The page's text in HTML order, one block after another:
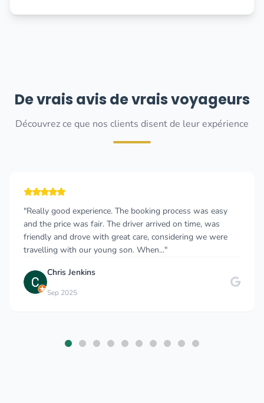
De vrais avis de vrais voyageurs
Découvrez ce que nos clients disent de leur expérience
"Really good experience. The booking process was easy
and the price was fair. The driver arrived on time, was
friendly and drove with great care, considering we were
travelling with our young son. When..."
Chris Jenkins
Sep 2025